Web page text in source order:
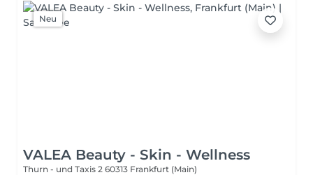
Neu
VALEA Beauty - Skin - Wellness
Thurn - und Taxis 2 60313 Frankfurt (Main)